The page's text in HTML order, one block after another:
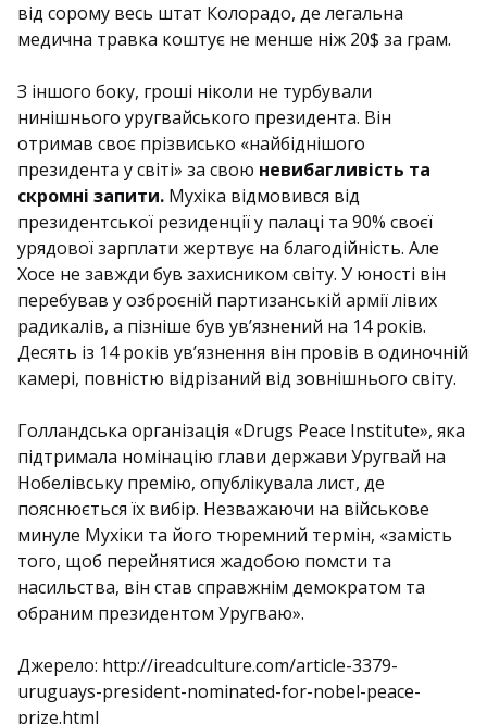
від сорому весь штат Колорадо, де легальна
медична травка коштує не менше ніж 20$ за грам.
З іншого боку, гроші ніколи не турбували
нинішнього уругвайського президента. Він
отримав своє прізвисько «найбіднішого
президента у світі» за свою невибагливість та
скромні запити. Мухіка відмовився від
президентської резиденції у палаці та 90% своєї
урядової зарплати жертвує на благодійність. Але
Хосе не завжди був захисником світу. У юності він
перебував у озброєній партизанській армії лівих
радикалів, а пізніше був ув’язнений на 14 років.
Десять із 14 років ув’язнення він провів в одиночній
камері, повністю відрізаний від зовнішнього світу.
Голландська організація «Drugs Peace Institute», яка
підтримала номінацію глави держави Уругвай на
Нобелівську премію, опублікувала лист, де
пояснюється їх вибір. Незважаючи на військове
минуле Мухіки та його тюремний термін, «замість
того, щоб перейнятися жадобою помсти та
насильства, він став справжнім демократом та
обраним президентом Уругваю».
Джерело: http://ireadculture.com/article-3379-
uruguays-president-nominated-for-nobel-peace-
prize.html